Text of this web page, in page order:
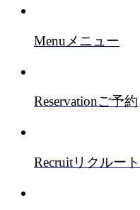
Menu メニュー
Reservationご予約
Recruitリクルート